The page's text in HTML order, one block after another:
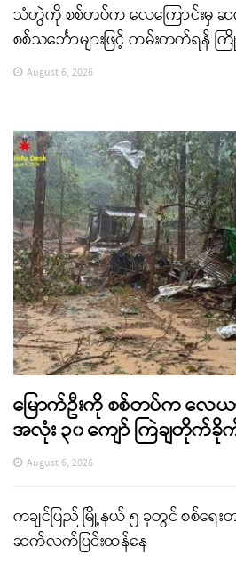
သံတွဲကို စစ်တပ်က လေကြောင်းမှ ဆ
စစ်သင်္ဘောများဖြင့် ကမ်းတက်ရန် ကြို
August 6, 2026
မြောက်ဦးကို စစ်တပ်က လေယ
အလုံး ၃၀ ကျော် ကြဲချတိုက်ခို
August 6, 2026
ကချင်ပြည် မြို့နယ် ၅ ခုတွင် စစ်ရေးတ
ဆက်လက်ပြင်းထန်နေ